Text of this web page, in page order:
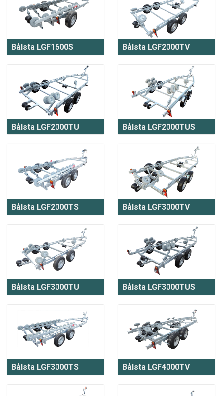
Bålsta LGF1600S Bålsta LGF2000TV
Bålsta LGF2000TU Bålsta LGF2000TUS
Bålsta LGF2000TS Bålsta LGF3000TV
Bålsta LGF3000TU Bålsta LGF3000TUS
Bålsta LGF3000TS Bålsta LGF4000TV